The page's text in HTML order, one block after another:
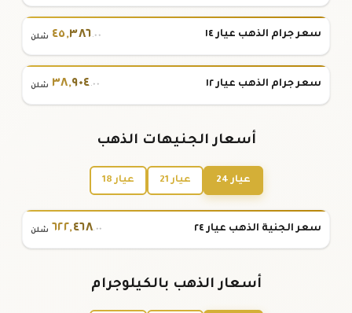
سعر جرام الذهب عيار ١٤ ٤٥,٣٨٦.٠٠ شلن
سعر جرام الذهب عيار ١٢ ٣٨,٩٠٤.٠٠ شلن
أسعار الجنيهات الذهب
عيار 24 عيار 21 عيار 18
سعر الجنية الذهب عيار ٢٤ ٦٢٢,٤٦٨.٠٠ شلن
أسعار الذهب بالكيلوجرام